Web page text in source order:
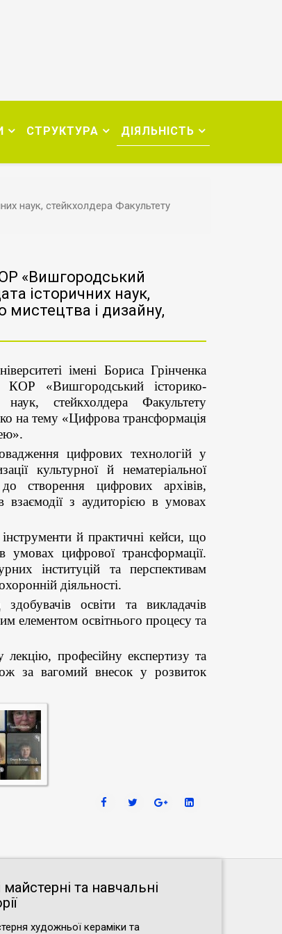
СТРУКТУРА ДІЯЛЬНІСТЬ
наук, стейкхолдера Факультету
«Вишгородський
історичних наук,
мистецтва і дизайну,
імені Бориса Грінченка
КОР «Вишгородський історико-
стейкхолдера Факультету
на тему «Цифрова трансформація
цифрових технологій у
культурної й нематеріальної
створення цифрових архівів,
взаємодії з аудиторією в умовах
інструменти й практичні кейси, що
умовах цифрової трансформації.
інституцій та перспективам
діяльності.
освіти та викладачів
елементом освітнього процесу та
професійну експертизу та
за вагомий внесок у розвиток
майстерні та навчальні
художньої кераміки та